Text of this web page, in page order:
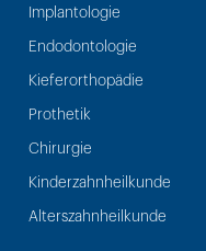
Implantologie
Endodontologie
Kieferorthopädie
Prothetik
Chirurgie
Kinderzahnheilkunde
Alterszahnheilkunde